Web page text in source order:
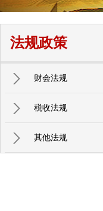
法规政策
财会法规
税收法规
其他法规